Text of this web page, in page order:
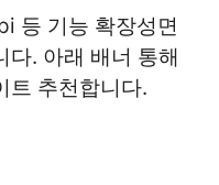
등 기능 확장성면
다. 아래 배너 통해
트 추천합니다.